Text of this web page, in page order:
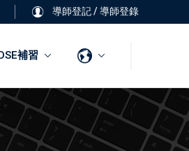
導師登記/導師登錄
補習